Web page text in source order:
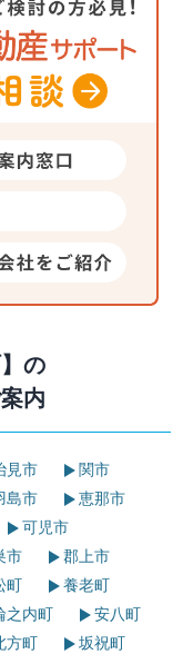
の
内
見市
関市
島市
恵那市
可児市
市
郡上市
町
養老町
之内町
安八町
方町
坂祝町